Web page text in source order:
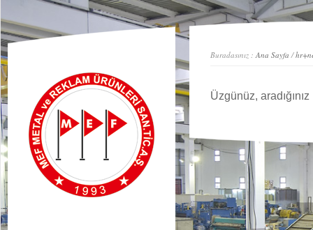
займ онлайн
Buradasınız :Ana Sayfa /
Üzgünüz,